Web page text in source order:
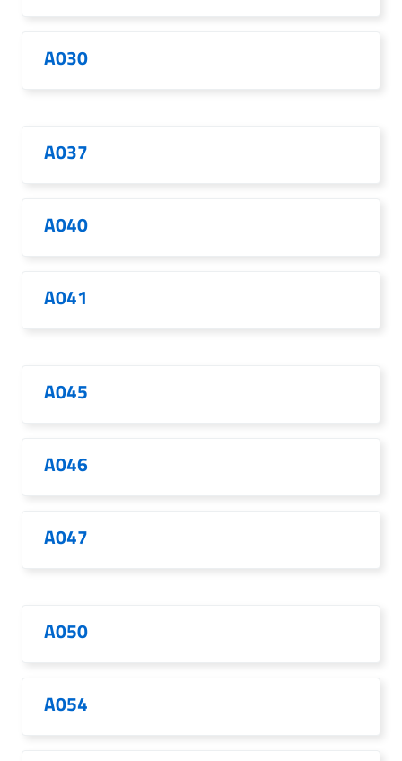
A030
A037
A040
A041
A045
A046
A047
A050
A054